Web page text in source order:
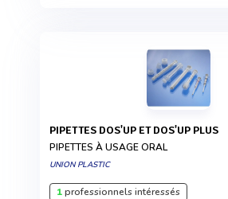
PIPETTES DOS'UP ET DOS'UP PLUS
PIPETTES À USAGE ORAL
UNION PLASTIC
1professionnels intéressés